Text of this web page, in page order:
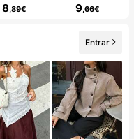
8 ,89€ 9,66€
Entrar